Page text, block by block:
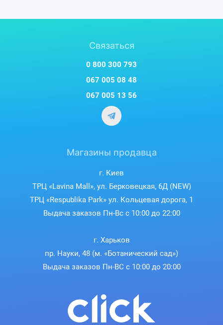
Связаться
0 800 300 793
067 005 08 48
067 005 13 56
Магазины продавца
г. Киев
ТРЦ «Lavina Mall», ул. Берковецкая, 6Д (NEW)
ТРЦ «Respublika Park» ул. Кольцевая дорога, 1
Выдача заказов Пн-Вс с 10:00 до 22:00
г. Харьков
пр. Науки, 48 (м. «Ботанический сад»)
Выдача заказов Пн-ВС с 10:00 до 20:00